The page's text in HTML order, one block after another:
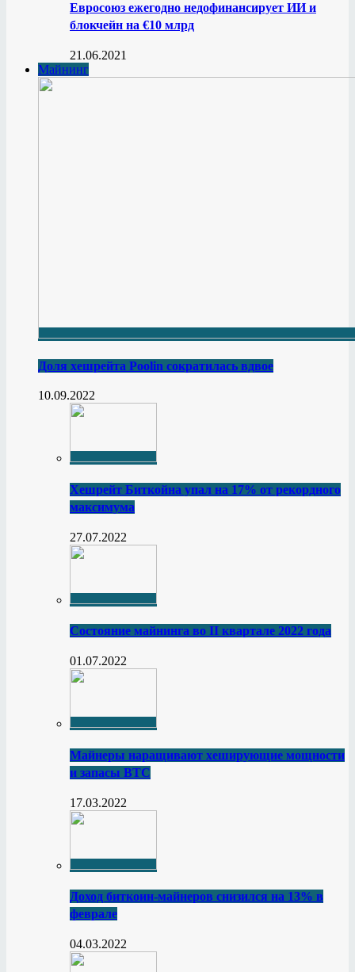
Евросоюз ежегодно недофинансирует ИИ и
блокчейн на €10 млрд
21.06.2021
Майнинг
Доля хешрейта Poolin сократилась вдвое
10.09.2022
Хешрейт Биткойна упал на 17% от рекордного
максимума
27.07.2022
Состояние майнинга во II квартале 2022 года
01.07.2022
Майнеры наращивают хеширующие мощности
и запасы BTC
17.03.2022
Доход биткоин-майнеров снизился на 13% в
феврале
04.03.2022